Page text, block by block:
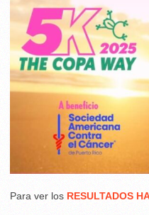
Para ver los RESULTADOS